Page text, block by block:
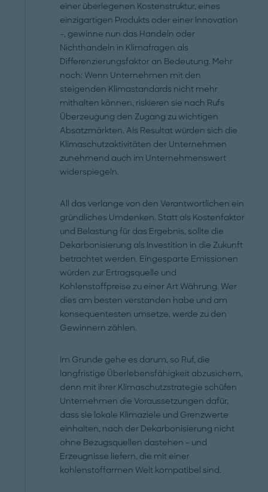
einer überlegenen Kostenstruktur, eines
einzigartigen Produkts oder einer Innovation
–, gewinne nun das Handeln oder
Nichthandeln in Klimafragen als
Differenzierungsfaktor an Bedeutung. Mehr
noch: Wenn Unternehmen mit den
steigenden Klimastandards nicht mehr
mithalten können, riskieren sie nach Rufs
Überzeugung den Zugang zu wichtigen
Absatzmärkten. Als Resultat würden sich die
Klimaschutzaktivitäten der Unternehmen
zunehmend auch im Unternehmenswert
widerspiegeln.
All das verlange von den Verantwortlichen ein
gründliches Umdenken. Statt als Kostenfaktor
und Belastung für das Ergebnis, sollte die
Dekarbonisierung als Investition in die Zukunft
betrachtet werden. Eingesparte Emissionen
würden zur Ertragsquelle und
Kohlenstoffpreise zu einer Art Währung. Wer
dies am besten verstanden habe und am
konsequentesten umsetze, werde zu den
Gewinnern zählen.
Im Grunde gehe es darum, so Ruf, die
langfristige Überlebensfähigkeit abzusichern,
denn mit ihrer Klimaschutzstrategie schüfen
Unternehmen die Voraussetzungen dafür,
dass sie lokale Klimaziele und Grenzwerte
einhalten, nach der Dekarbonisierung nicht
ohne Bezugsquellen dastehen – und
Erzeugnisse liefern, die mit einer
kohlenstoffarmen Welt kompatibel sind.